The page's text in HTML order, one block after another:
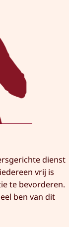
dienst
vrij is
te bevorderen.
ben van dit